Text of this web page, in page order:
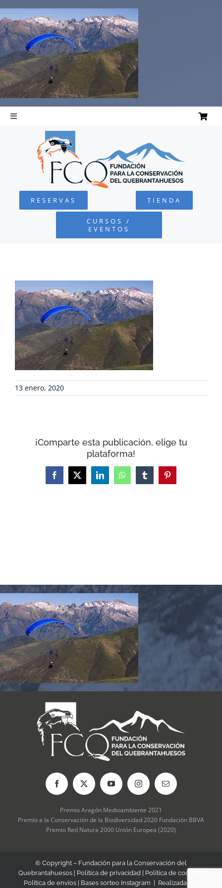
al
contenido
Toggle
Navigation
QUEBRANTAHUESOS
FUNDACIÓN
COLABORA
RECURSOS
NOTICIAS
RESERVAS TIENDA
CURSOS /
EVENTOS
13 enero, 2020
¡Comparte esta publicación, elige tu
plataforma!
Facebook
X LinkedInWhatsAppTumblrPinterest
Premio Aragón Medioambiente 2021
Premio a la Conservación de la Biodiversidad 2020 Fundación BBVA
Premio Red Natura 2000 Unión Europea (2020)
© Copyright – Fundación para la Conservación del
Quebrantahuesos | Política de privacidad| Política de cookies
Política de envíos| Bases sorteo Instagram | Realizada por